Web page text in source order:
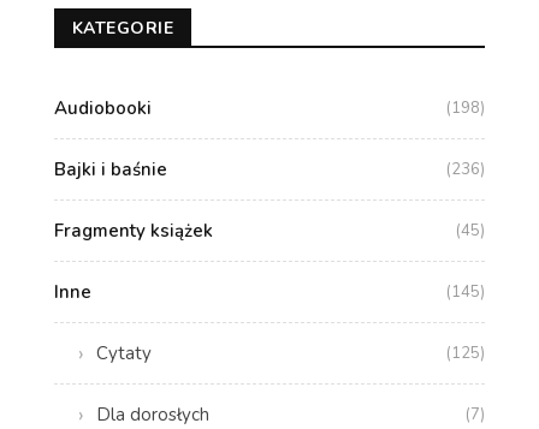
KATEGORIE
Audiobooki (198)
Bajki i baśnie (236)
Fragmenty książek (45)
Inne (145)
Cytaty (125)
Dla dorosłych (7)